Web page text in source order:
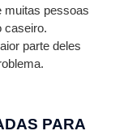
muitas pessoas
caseiro.
parte deles
PARA